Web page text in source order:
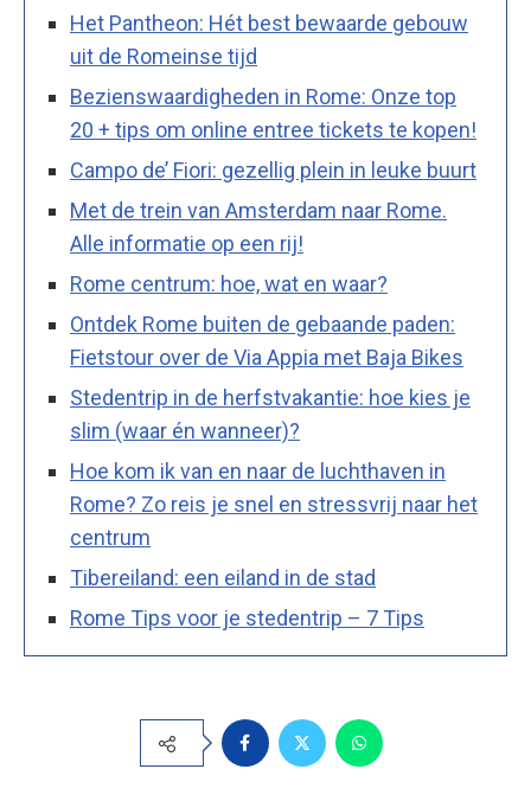
Het Pantheon: Hét best bewaarde gebouw
uit de Romeinse tijd
Bezienswaardigheden in Rome: Onze top
20 + tips om online entree tickets te kopen!
Campo de’ Fiori: gezellig plein in leuke buurt
Met de trein van Amsterdam naar Rome.
Alle informatie op een rij!
Rome centrum: hoe, wat en waar?
Ontdek Rome buiten de gebaande paden:
Fietstour over de Via Appia met Baja Bikes
Stedentrip in de herfstvakantie: hoe kies je
slim (waar én wanneer)?
Hoe kom ik van en naar de luchthaven in
Rome? Zo reis je snel en stressvrij naar het
centrum
Tibereiland: een eiland in de stad
Rome Tips voor je stedentrip – 7 Tips